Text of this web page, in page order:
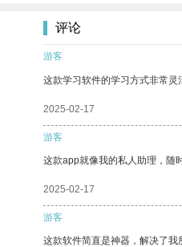
评论
游客
这款学习软件的学习方式非常灵
2025-02-17
游客
这款app就像我的私人助理，随
2025-02-17
游客
这款软件简直是神器，解决了我